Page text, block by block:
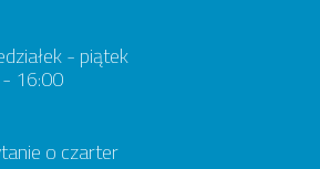
- piątek
16:00
o czarter